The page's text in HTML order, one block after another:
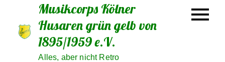
Musikcorps Kölner
Husaren grün gelb von
1895/1959 e.V.
Alles, aber nicht Retro